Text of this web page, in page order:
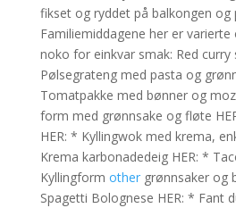
fikset og ryddet på balkongen og
Familiemiddagene her er
noko for einkvar smak: Red curry
Pølsegrateng med pasta og
Tomatpakke med bønner og
form med grønnsake og fløte
HER: * Kyllingwok med krema,
Krema karbonadedeig HER: *
Kyllingform othergrønnsaker og
Spagetti Bolognese HER: * Fant